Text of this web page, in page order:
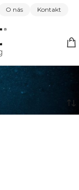
O nás Kontakt